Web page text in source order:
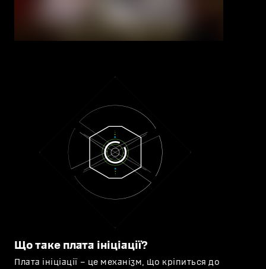
Плата ініціації – це механізм, що кріпиться до
Що таке плата ініціації?